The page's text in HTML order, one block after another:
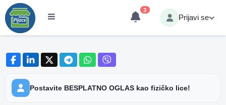
3
Prijavi se
Postavite BESPLATNO OGLAS kao fizičko lice!